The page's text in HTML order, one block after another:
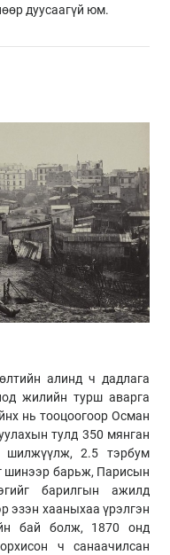
дуусаагүй юм.
алинд ч дадлага
жилийн турш аварга
нь тооцоогоор Осман
тулд 350 мянган
шилжүүлж, 2.5 тэрбум
шинээр барьж, Парисын
барилгын ажилд
эзэн хааныхаа үрэлгэн
бай болж, 1870 онд
ч санаачилсан